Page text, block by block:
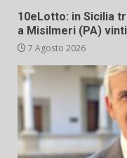
10eLotto: in Sicilia
a Misilmeri (PA)
7 Agosto 2026